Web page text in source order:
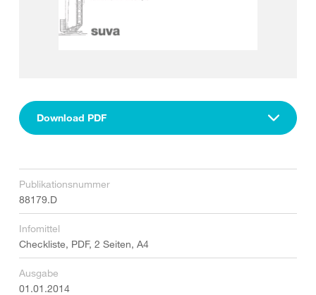
Download PDF
Publikationsnummer
88179.D
Infomittel
Checkliste, PDF, 2 Seiten, A4
Ausgabe
01.01.2014